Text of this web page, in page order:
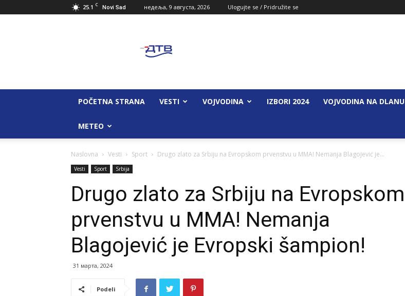
25.1 C Novi Sad недеља, 9 августа, 2026 Ulogujte se / Pridružite se
Televizija
POČETNA STRANA VESTI VOJVODINA IZBORI 2024 VOJVODINA NA DLANU
METEO
Naslovna Vesti Sport Drugo zlato za Srbiju na Evropskom prvenstvu u MMA! Nemanja Blagojević je...
Vesti Sport Srbija
Drugo zlato za Srbiju na Evropskom
prvenstvu u MMA! Nemanja
Blagojević je Evropski šampion!
31 марта, 2024
Podeli